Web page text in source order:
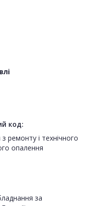
код:
ремонту і технічного
опалення
за